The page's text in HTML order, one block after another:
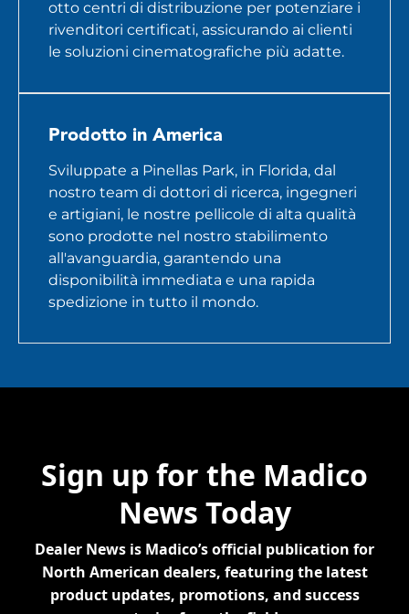
otto centri di distribuzione per potenziare i
rivenditori certificati, assicurando ai clienti
le soluzioni cinematografiche più adatte.
Prodotto in America
Sviluppate a Pinellas Park, in Florida, dal
nostro team di dottori di ricerca, ingegneri
e artigiani, le nostre pellicole di alta qualità
sono prodotte nel nostro stabilimento
all'avanguardia, garantendo una
disponibilità immediata e una rapida
spedizione in tutto il mondo.